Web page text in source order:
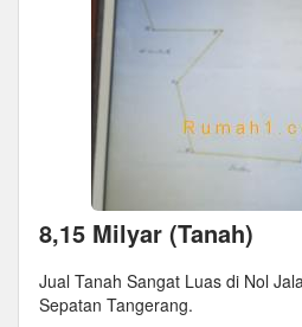
8,15 Milyar (Tanah)
Jual Tanah Sangat Luas di Nol
Sepatan Tangerang.